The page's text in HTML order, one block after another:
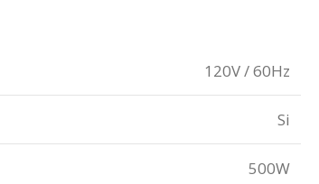
120V / 60Hz
Si
500W